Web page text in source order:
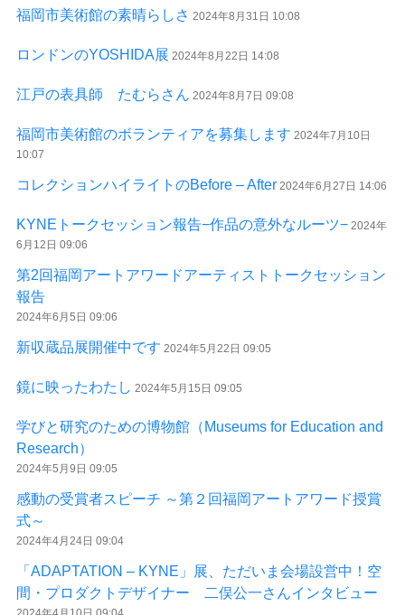
福岡市美術館の素晴らしさ 2024年8月31日 10:08
ロンドンのYOSHIDA展 2024年8月22日 14:08
江戸の表具師 たむらさん 2024年8月7日 09:08
福岡市美術館のボランティアを募集します 2024年7月10日
10:07
コレクションハイライトのBefore – After 2024年6月27日 14:06
KYNEトークセッション報告−作品の意外なルーツ− 2024年
6月12日 09:06
第2回福岡アートアワードアーティストトークセッション
報告
2024年6月5日 09:06
新収蔵品展開催中です 2024年5月22日 09:05
鏡に映ったわたし 2024年5月15日 09:05
学びと研究のための博物館（Museums for Education and
Research）
2024年5月9日 09:05
感動の受賞者スピーチ ～第２回福岡アートアワード授賞
式～
2024年4月24日 09:04
「ADAPTATION – KYNE」展、ただいま会場設営中！空
間・プロダクトデザイナー 二俣公一さんインタビュー